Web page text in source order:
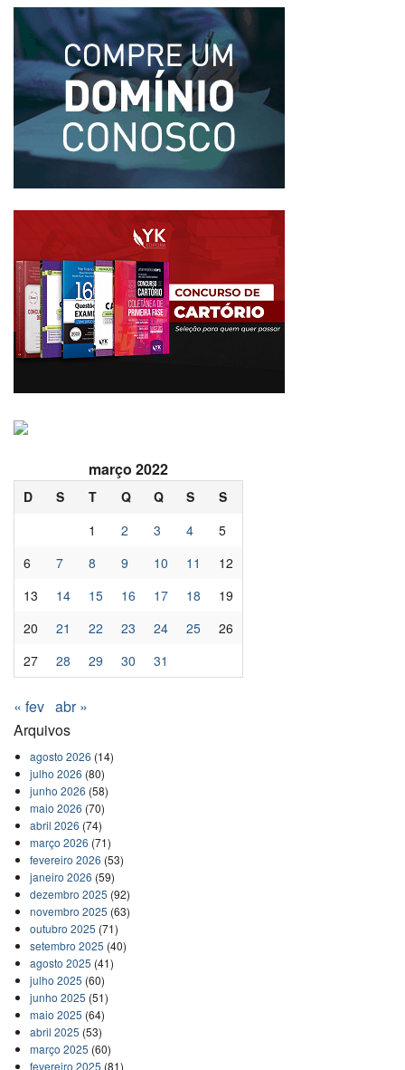
março 2022
D S T Q Q S
S
1
2 3 4
5
6
7 8 9 10 11
12
13
14 15 16 17 18
19
20
21 22 23 24 25
26
27
28 29 30 31
« fev abr »
Arquivos
agosto 2026 (14)
julho 2026 (80)
junho 2026 (58)
maio 2026 (70)
abril 2026 (74)
março 2026 (71)
fevereiro 2026 (53)
janeiro 2026 (59)
dezembro 2025 (92)
novembro 2025 (63)
outubro 2025 (71)
setembro 2025 (40)
agosto 2025 (41)
julho 2025 (60)
junho 2025 (51)
maio 2025 (64)
abril 2025 (53)
março 2025 (60)
fevereiro 2025 (81)